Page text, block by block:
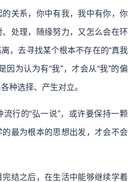
关系，你中有我，我中有你，你
处理，随缘努力，又怎么会在环
，去寻找某个根本不存在的“真我
因为认为有“我”，才会从“我”的偏
种选择、产生对立。
行的“弘一说”，或许要保持一颗
最为根本的思想出发，才会不会
结之后，在生活中能够继续学着